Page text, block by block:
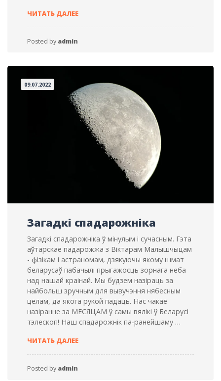
ЧИТАТЬ ДАЛЕЕГРИБНЫЕ
Posted by admin
09.07.2022
Загадкі спадарожніка
Загадкі спадарожніка ў мінулым і сучасным. Гэта
аўтарскае падарожжа з Віктарам Малышчыцам
- фізікам і астраномам, дзякуючы якому шмат
беларусаў пабачылі прыгажосць зорнага неба
над нашай краінай. Мы будзем назіраць за
найбольш зручным для вывучэння нябесным
целам, да якога рукой падаць. Нас чакае
назіранне за МЕСЯЦАМ ў самы вялікі ў Беларусі
тэлескоп! Наш спадарожнік па-ранейшаму …
ЧИТАТЬ ДАЛЕЕЗАГАДКІ
Posted by admin